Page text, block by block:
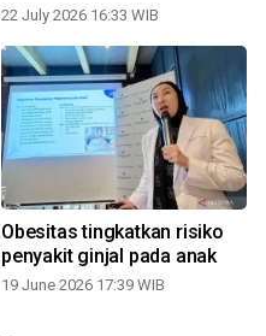
22 July 2026 16:33 WIB
Obesitas tingkatkan risiko
penyakit ginjal pada anak
19 June 2026 17:39 WIB